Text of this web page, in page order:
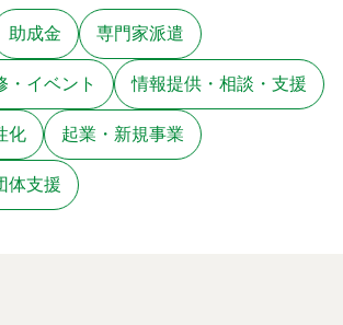
助成金 専門家派遣
・イベント 情報提供・相談・支援
化 起業・新規事業
体支援